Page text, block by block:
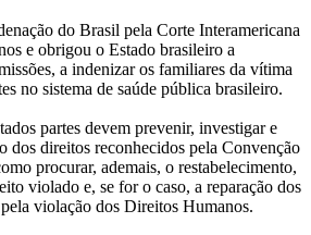
do Brasil pela Corte Interamericana
e obrigou o Estado brasileiro a
a indenizar os familiares da vítima
no sistema de saúde pública brasileiro.
partes devem prevenir, investigar e
dos direitos reconhecidos pela Convenção
procurar, ademais, o restabelecimento,
violado e, se for o caso, a reparação dos
violação dos Direitos Humanos.